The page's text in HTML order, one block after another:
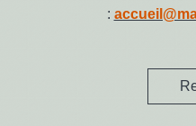
: